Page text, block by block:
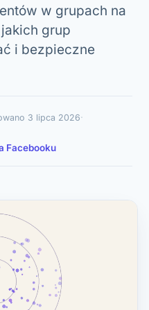
w grupach na
grup
i bezpieczne
3 lipca 2026·
Facebooku